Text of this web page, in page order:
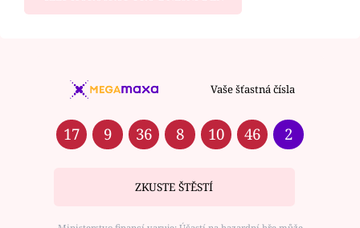
Vaše šťastná čísla
17 9 36 8 10 46 2
ZKUSTE ŠTĚSTÍ